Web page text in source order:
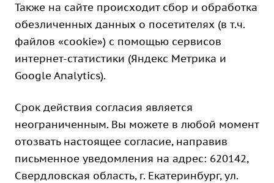
Также на сайте происходит сбор и обработка
обезличенных данных о посетителях (в т.ч.
файлов «cookie») с помощью сервисов
интернет-статистики (Яндекс Метрика и
Google Analytics).
Срок действия согласия является
неограниченным. Вы можете в любой момент
отозвать настоящее согласие, направив
письменное уведомления на адрес: 620142,
Свердловская область, г. Екатеринбург, ул.